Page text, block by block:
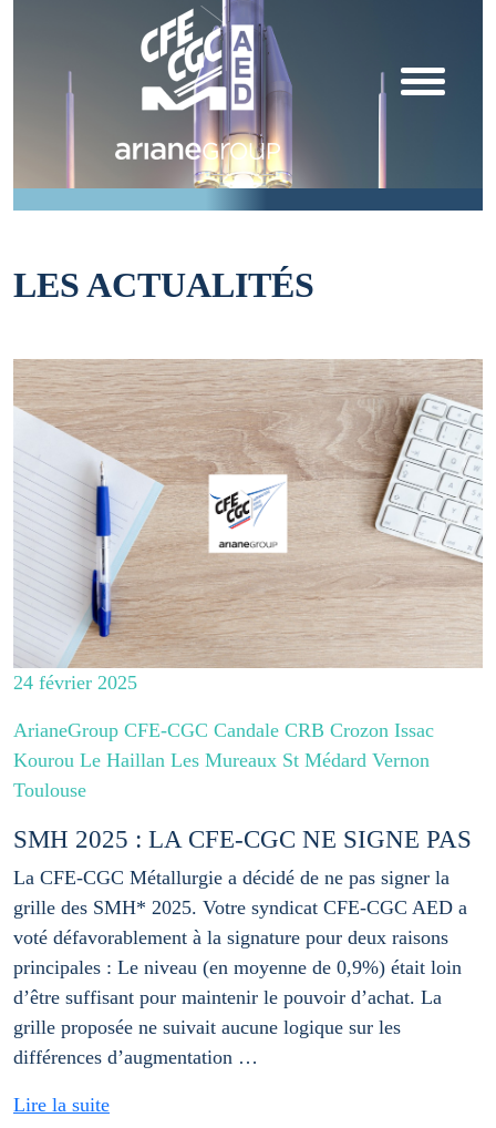
LES ACTUALITÉS
24 février 2025
ArianeGroup CFE-CGC Candale CRB Crozon Issac
Kourou Le Haillan Les Mureaux St Médard Vernon
Toulouse
SMH 2025 : LA CFE-CGC NE SIGNE PAS
La CFE-CGC Métallurgie a décidé de ne pas signer la
grille des SMH* 2025. Votre syndicat CFE-CGC AED a
voté défavorablement à la signature pour deux raisons
principales : Le niveau (en moyenne de 0,9%) était loin
d’être suffisant pour maintenir le pouvoir d’achat. La
grille proposée ne suivait aucune logique sur les
différences d’augmentation …
Lire la suite